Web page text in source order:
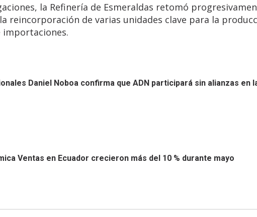
la Refinería de Esmeraldas retomó
reincorporación de varias unidades clave para la
importaciones.
Daniel Noboa confirma que ADN participará sin alianzas en
Ventas en Ecuador crecieron más del 10 % durante mayo